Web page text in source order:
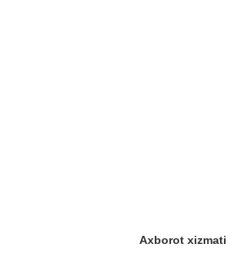
Axborot xizmati